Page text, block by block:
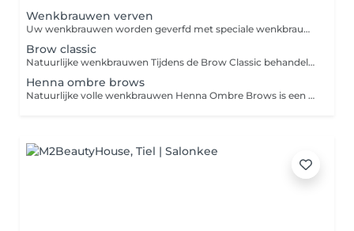
Wenkbrauwen verven
Uw wenkbrauwen worden geverfd met speciale wenkbrauwverf waar u minstens 3 tot 4 weken plezier van heeft. Er wordt samen met u gekeken welke kleur het mooiste bij uw haar en huid past.
Brow classic
Natuurlijke wenkbrauwen Tijdens de Brow Classic behandeling werken wij met je eigen natuurlijke haartjes. Je wenkbrauwen gaan we harsen, epileren, knippen, verven, stylen en we sluiten af met een verwarmend oogmasker.
Henna ombre brows
Natuurlijke volle wenkbrauwen Henna Ombre Brows is een nieuwe, razend populaire, manier van wenkbrauw verven. Standaard wenkbrauwverf kleurt alleen de haren maar Henna neemt zowel de haren als huid mee. De Henna zorgt voor een extra strak resultaat, waardoor je wenkbrauwen optisch voller lijken. Inclusief shapen.